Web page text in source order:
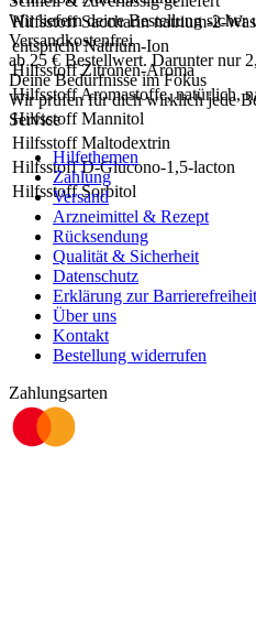
Hilfsstoff Saccharin natrium-2-
entspricht Natrium-Ion
Hilfsstoff Zitronen-Aroma
Hilfsstoff Aromastoffe, natürlich,
Hilfsstoff Mannitol
Hilfsstoff Maltodextrin
Hilfsstoff D-Glucono-1,5-lacton
Hilfsstoff Sorbitol
Wir liefern deine Bestellung sicher
Versandkostenfrei
ab25 € Bestellwert. Darunter nur
Deine Bedürfnisse im Fokus
Wir prüfen für dich wirklichjede
Service
Hilfethemen
Zahlung
Versand
Arzneimittel & Rezept
Rücksendung
Qualität & Sicherheit
Datenschutz
Erklärung zur Barrierefreiheit
Über uns
Kontakt
Bestellung widerrufen
Zahlungsarten